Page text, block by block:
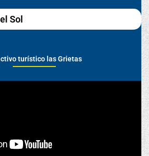
Sol
turístico las Grietas